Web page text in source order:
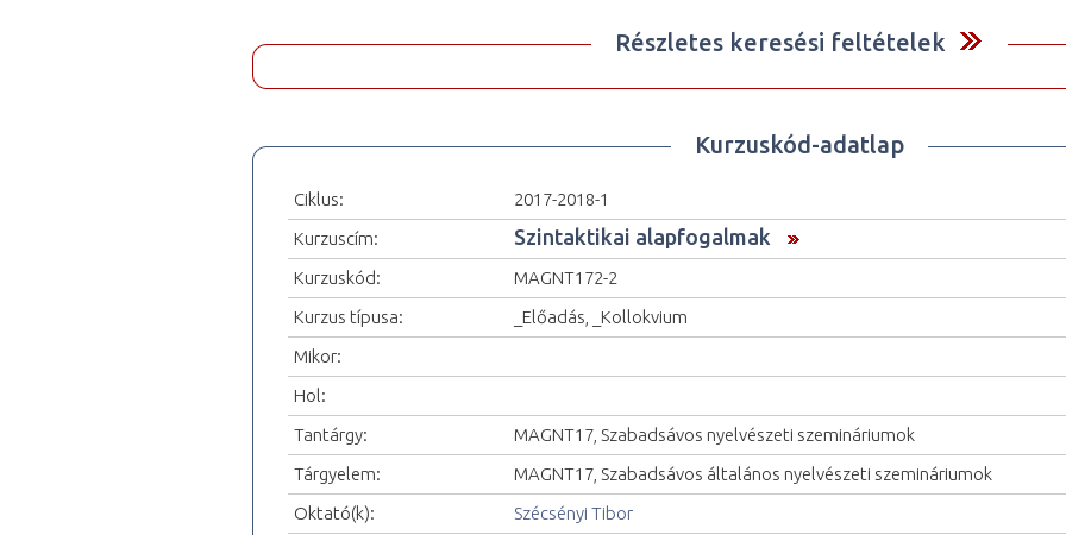
Részletes keresési feltételek
Kurzuskód-adatlap
Ciklus:
2017-2018-1
Kurzuscím:
Szintaktikai alapfogalmak
Kurzuskód:
MAGNT172-2
Kurzus típusa:
_Előadás, _Kollokvium
Mikor:
Hol:
Tantárgy:
MAGNT17, Szabadsávos nyelvészeti szemináriumok
Tárgyelem:
MAGNT17, Szabadsávos általános nyelvészeti szemináriumok
Oktató(k):
Szécsényi Tibor